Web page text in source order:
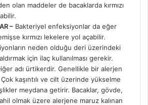
olan maddeler de bacaklarda kırmızı
– Bakteriyel enfeksiyonlar da eğer
kırmızı lekelere yol açabilir.
neden olduğu deri üzerindeki
için ilaç kullanılması gerekir.
adı ürtikerdir. Genellikle bir alerjen
kaşıntılı ve cilt üzerinde yükselme
meydana getirir. Bacaklar, gövde,
olmak üzere alerjene maruz kalınan